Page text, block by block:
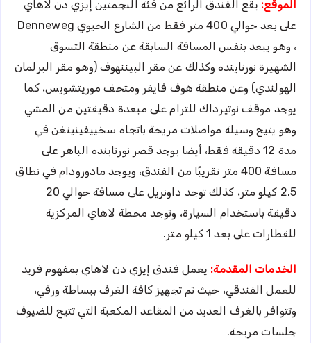
الموقع: يقع الفندق الرائع من فئة النجمتين إيزي دن لاهاي
على بعد حوالي 400 متر فقط من الشارع الحيوي Denneweg
، وهو يبعد بنفس المسافة السابقة عن منطقة التسوق
الشهيرة نورتاينده وكذلك عن مقر البيننهوف (وهو مقر البرلمان
الهولندي) وعن منطقة هوف فايفر ومتحف موريتشويس، كما
يوجد موقف نوتيرداك للترام على مبعدة دقيقتين من المشي
وهو يتيح وسيلة مواصلات مريحة باتجاه سخييفينينغن في
مدة 12 دقيقة فقط، أيضا يوجد قصر نورتاينده الباهر على
مسافة 400 متر تقريبًا من الفندق، ويوجد مادورودام في نطاق
2.5 كيلو متر، كذلك توجد داونريل على مسافة حوالي 20
دقيقة باستخدام السيارة، وتوجد محطة لاهاي المركزية
للقطارات على بعد 1 كيلو متر.
الخدمات المقدمة: يعمل فندق إيزي دن لاهاي بمفهوم فريد
للعمل الفندقي، حيث تم تجهيز كافة الغرف ببساطة ورقي،
وتتوافر بالغرف العديد من المقاعد المكعبة التي تتيح للضيوف
جلسات مريحة.